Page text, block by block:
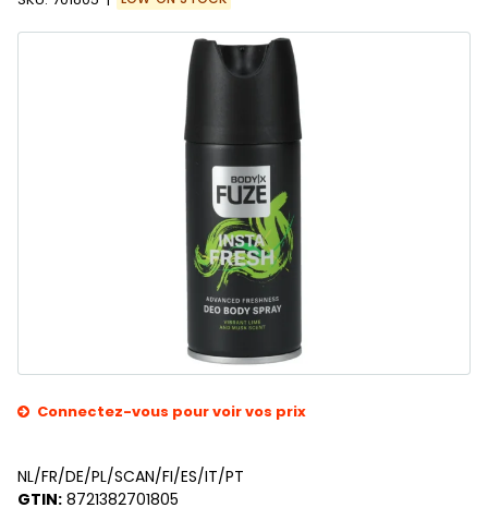
Connectez-vous pour voir vos prix
NL/FR/DE/PL/SCAN/FI/ES/IT/PT
GTIN: 8721382701805